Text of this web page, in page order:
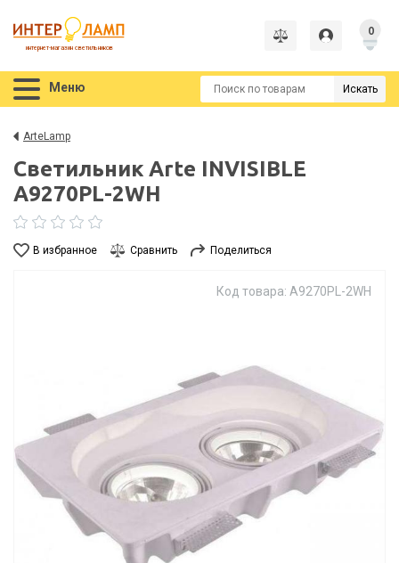
интернет-магазин светильников
0
Меню Искать
ArteLamp
Светильник Arte INVISIBLE
A9270PL-2WH
В избранное Сравнить Поделиться
Код товара: A9270PL-2WH